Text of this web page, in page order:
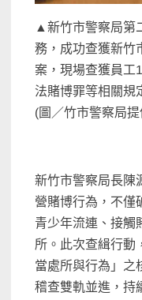
▲新竹市警察局第
務，成功查獲新竹
案，現場查獲員工
法賭博罪等相關規
(圖／竹市警察局提
新竹市警察局長陳
營賭博行為，不僅
青少年流連、接觸
所。此次查緝行動
當處所與行為」之
稽查雙軌並進，持